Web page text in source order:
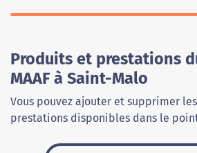
Produits et prestations
MAAF à Saint-Malo
Vous pouvez ajouter et supprimer
prestations disponibles dans le